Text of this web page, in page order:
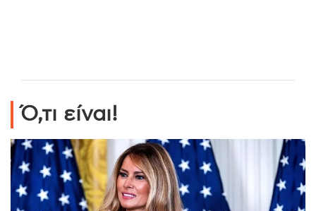
Ό,τι είναι!